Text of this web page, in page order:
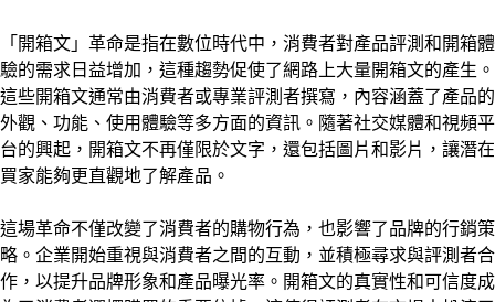
「開箱文」革命是指在數位時代中，消費者對產品評測和開箱體
驗的需求日益增加，這種趨勢促使了網路上大量開箱文的產生。
這些開箱文通常由消費者或專業評測者撰寫，內容涵蓋了產品的
外觀、功能、使用體驗等多方面的資訊。隨著社交媒體和視頻平
台的興起，開箱文不再僅限於文字，還包括圖片和影片，讓潛在
買家能夠更直觀地了解產品。
這場革命不僅改變了消費者的購物行為，也影響了品牌的行銷策
略。企業開始重視與消費者之間的互動，並積極尋求與評測者合
作，以提升品牌形象和產品曝光率。開箱文的真實性和可信度成